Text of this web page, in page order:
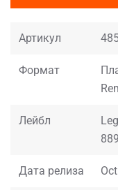
Артикул
Формат
Лейбл
Дата релиза